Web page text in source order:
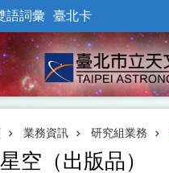
語詞彙 臺北卡
業務資訊 研究組業務
空（出版品）